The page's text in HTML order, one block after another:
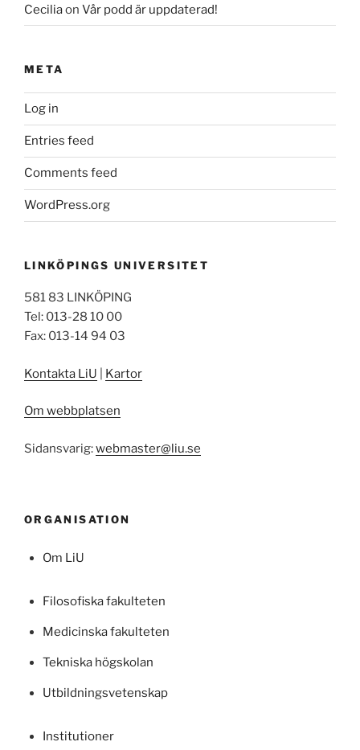
Ceciliaon Vår podd är uppdaterad!
META
Log in
Entries feed
Comments feed
WordPress.org
LINKÖPINGS UNIVERSITET
581 83 LINKÖPING
Tel: 013-28 10 00
Fax: 013-14 94 03
Kontakta LiU Kartor
Om webbplatsen
Sidansvarig:webmaster@liu.se
ORGANISATION
Om LiU
Filosofiska fakulteten
Medicinska fakulteten
Tekniska högskolan
Utbildningsvetenskap
Institutioner